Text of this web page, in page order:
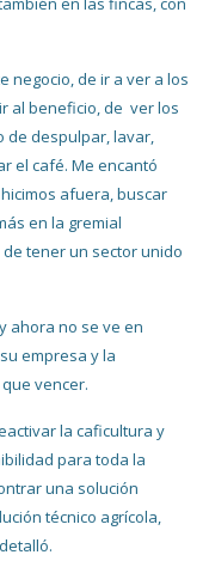
negocio, de ir a ver a los
al beneficio, de ver los
de despulpar, lavar,
el café. Me encantó
afuera, buscar
en la gremial
de tener un sector unido
ahora no se ve en
empresa y la
vencer.
la caficultura y
para toda la
una solución
técnico agrícola,